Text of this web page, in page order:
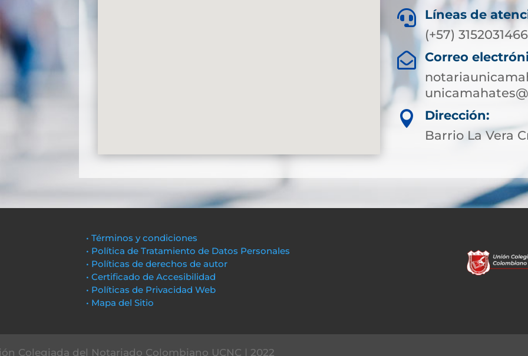

Líneas de
(+57) 3152031466

Correo

Dirección:
Barrio La Vera
• Términos y condiciones
• Política de Tratamiento de Datos Personales
• Políticas de derechos de autor
• Certificado de Accesibilidad
• Políticas de Privacidad Web
• Mapa del Sitio
Colegiada del Notariado Colombiano UCNC | 2022